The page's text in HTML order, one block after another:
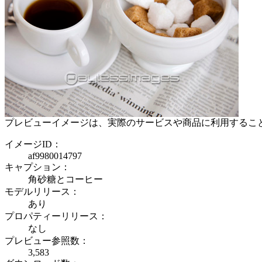
プレビューイメージは、実際のサービスや商品に利用するこ
イメージID：
af9980014797
キャプション：
角砂糖とコーヒー
モデルリリース：
あり
プロパティーリリース：
なし
プレビュー参照数：
3,583